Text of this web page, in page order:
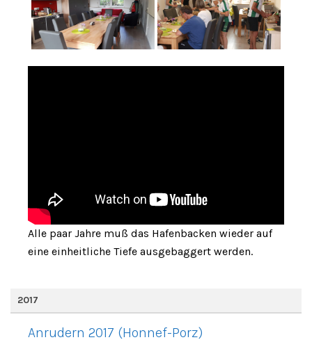
Alle paar Jahre muß das Hafenbacken wieder auf
eine einheitliche Tiefe ausgebaggert werden.
2017
Anrudern 2017 (Honnef-Porz)